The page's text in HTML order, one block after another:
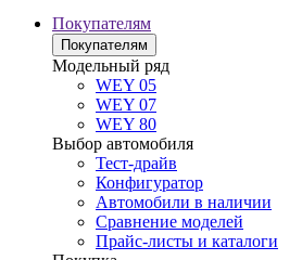
Покупателям
Покупателям
Модельный ряд
WEY 05
WEY 07
WEY 80
Выбор автомобиля
Тест-драйв
Конфигуратор
Автомобили в наличии
Сравнение моделей
Прайс-листы и каталоги